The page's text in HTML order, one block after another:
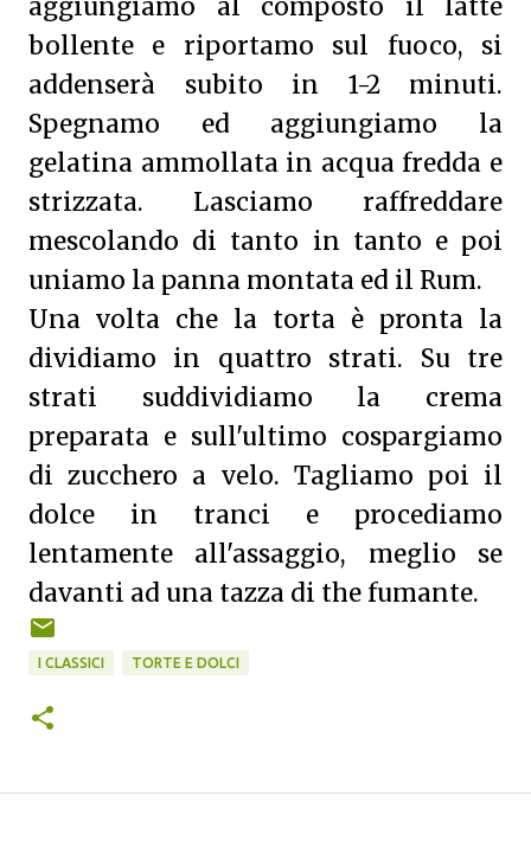
aggiungiamo al composto il latte
bollente e riportamo sul fuoco, si
addenserà subito in 1-2 minuti.
Spegnamo ed aggiungiamo la
gelatina ammollata in acqua fredda e
strizzata. Lasciamo raffreddare
mescolando di tanto in tanto e poi
uniamo la panna montata ed il Rum.
Una volta che la torta è pronta la
dividiamo in quattro strati. Su tre
strati suddividiamo la crema
preparata e sull'ultimo cospargiamo
di zucchero a velo. Tagliamo poi il
dolce in tranci e procediamo
lentamente all'assaggio, meglio se
davanti ad una tazza di the fumante.
I CLASSICI TORTE E DOLCI